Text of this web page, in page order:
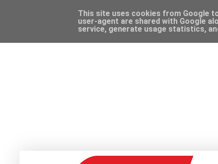
This site uses cookies from Google
user-agent are shared with Google
service, generate usage statistics,